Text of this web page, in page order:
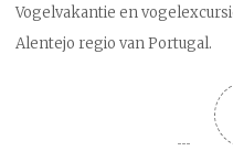
Vogelvakantie en
Alentejo regio van Portugal.